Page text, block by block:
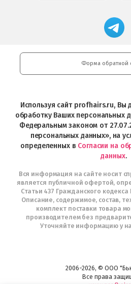
Professional
загрузить
Play
и
Форма обратной
Используя сайт profhairs.ru, Вы
обработку Ваших персональных
Федеральным законом от
персональных данных», на
определенных в Согласии на
данных.
Вся информация на сайте носит
является публичной офертой,
Статьи 437 Гражданского
Описание, содержимое, состав,
комплект поставки товара
производителем без
Уточняйте информацию у
2006-2026, © ООО
Все права